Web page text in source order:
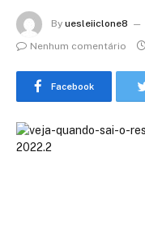
By uesleiiclone8
Nenhum comentário
Facebook